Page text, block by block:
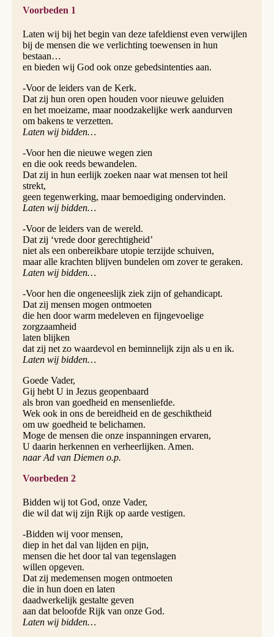
Voorbeden 1
Laten wij bij het begin van deze tafeldienst even verwijlen
bij de mensen die we verlich­ting toewensen in hun
bestaan…
en bieden wij God ook onze gebedsintenties aan.
-Voor de leiders van de Kerk.
Dat zij hun oren open houden voor nieuwe geluiden
en het moeizame, maar noodzakelijke werk aandurven
om bakens te verzetten.
Laten wij bidden…
-Voor hen die nieuwe wegen zien
en die ook reeds bewandelen.
Dat zij in hun eerlijk zoeken naar wat mensen tot heil
strekt,
geen tegenwerking, maar bemoediging ondervinden.
Laten wij bidden…
-Voor de leiders van de wereld.
Dat zij ‘vrede door gerechtigheid’
niet als een onbereikbare utopie terzijde schuiven,
maar alle krachten blijven bundelen om zover te geraken.
Laten wij bidden…
-Voor hen die ongeneeslijk ziek zijn of gehandicapt.
Dat zij mensen mogen ontmoeten
die hen door warm medeleven en fijngevoelige
zorgzaamheid
laten blijken
dat zij net zo waardevol en beminnelijk zijn als u en ik.
Laten wij bidden…
Goede Vader,
Gij hebt U in Jezus geopenbaard
als bron van goedheid en mensenliefde.
Wek ook in ons de bereidheid en de geschiktheid
om uw goedheid te belichamen.
Moge de mensen die onze inspanningen ervaren,
U daarin herkennen en verheerlijken. Amen.
naar Ad van Diemen o.p.
Voorbeden 2
Bidden wij tot God, onze Vader,
die wil dat wij zijn Rijk op aarde vestigen.
-Bidden wij voor mensen,
diep in het dal van lijden en pijn,
mensen die het door tal van tegenslagen
willen opgeven.
Dat zij medemensen mogen ontmoeten
die in hun doen en laten
daadwerkelijk gestalte geven
aan dat beloofde Rijk van onze God.
Laten wij bidden…